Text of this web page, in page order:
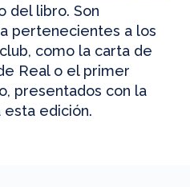
del libro. Son
pertenecientes a los
como la carta de
Real o el primer
presentados con la
esta edición.